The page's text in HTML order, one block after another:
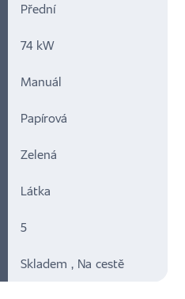
Přední
74 kW
Manuál
Papírová
Zelená
Látka
5
Skladem , Na cestě